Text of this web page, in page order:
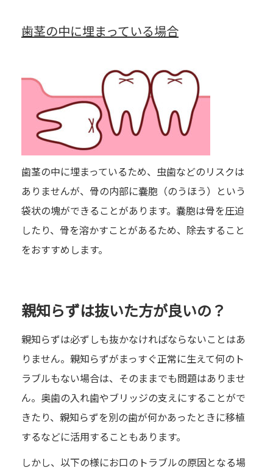
歯茎の中に埋まっている場合
歯茎の中に埋まっているため、虫歯などのリスクは
ありませんが、骨の内部に嚢胞（のうほう）という
袋状の塊ができることがあります。嚢胞は骨を圧迫
したり、骨を溶かすことがあるため、除去すること
をおすすめします。
親知らずは抜いた方が良いの？
親知らずは必ずしも抜かなければならないことはあ
りません。親知らずがまっすぐ正常に生えて何のト
ラブルもない場合は、そのままでも問題はありませ
ん。奥歯の入れ歯やブリッジの支えにすることがで
きたり、親知らずを別の歯が何かあったときに移植
するなどに活用することもあります。
しかし、以下の様にお口のトラブルの原因となる場